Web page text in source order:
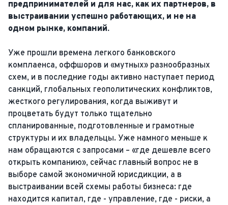
предпринимателей и для нас, как их партнеров, в
выстраивании успешно работающих, и не на
одном рынке, компаний.
Уже прошли времена легкого банковского
комплаенса, оффшоров и «мутных» разнообразных
схем, и в последние годы активно наступает период
санкций, глобальных геополитических конфликтов,
жесткого регулирования, когда выживут и
процветать будут только тщательно
спланированные, подготовленные и грамотные
структуры и их владельцы. Уже намного меньше к
нам обращаются с запросами – «где дешевле всего
открыть компанию», сейчас главный вопрос не в
выборе самой экономичной юрисдикции, а в
выстраивании всей схемы работы бизнеса: где
находится капитал, где - управление, где - риски, а